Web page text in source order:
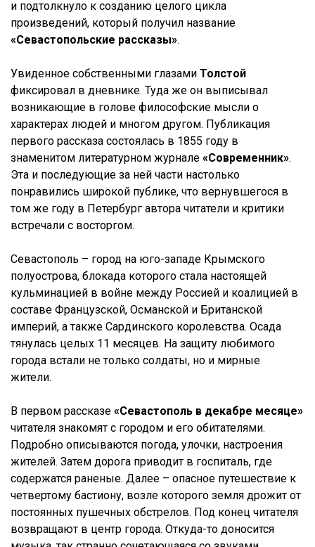
и подтолкнуло к созданию целого цикла
произведений, который получил название
«Севастопольские рассказы».
Увиденное собственными глазами Толстой
фиксировал в дневнике. Туда же он выписывал
возникающие в голове философские мысли о
характерах людей и многом другом. Публикация
первого рассказа состоялась в 1855 году в
знаменитом литературном журнале «Современник».
Эта и последующие за ней части настолько
понравились широкой публике, что вернувшегося в
том же году в Петербург автора читатели и критики
встречали с восторгом.
Севастополь – город на юго-западе Крымского
полуострова, блокада которого стала настоящей
кульминацией в войне между Россией и коалицией в
составе Французской, Османской и Британской
империй, а также Сардинского королевства. Осада
тянулась целых 11 месяцев. На защиту любимого
города встали не только солдаты, но и мирные
жители.
В первом рассказе «Севастополь в декабре месяце»
читателя знакомят с городом и его обитателями.
Подробно описываются погода, улочки, настроения
жителей. Затем дорога приводит в госпиталь, где
содержатся раненые. Далее – опасное путешествие к
четвертому бастиону, возле которого земля дрожит от
постоянных пушечных обстрелов. Под конец читателя
возвращают в центр города. Откуда-то доносится